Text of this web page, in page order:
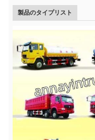
製品のタイプリスト